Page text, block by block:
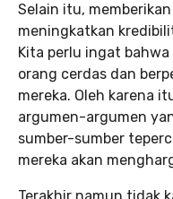
Selain itu,
meningkatkan
Kita perlu ingat
orang cerdas dan
mereka. Oleh karena
argumen-argumen
sumber-sumber
mereka akan